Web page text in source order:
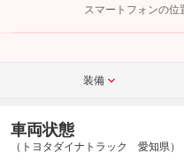
スマートフォンの
装備
車両状態
（トヨタダイナトラック 愛知県）